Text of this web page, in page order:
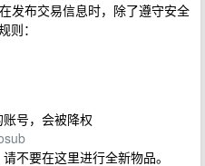
发布交易信息时，除了遵守安全
则：
号，会被降权
不要在这里进行全新物品。